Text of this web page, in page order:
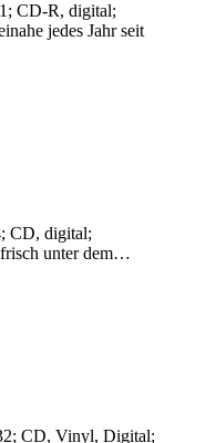
CD-R, digital;
jedes Jahr seit
CD, digital;
unter dem…
CD, Vinyl, Digital;